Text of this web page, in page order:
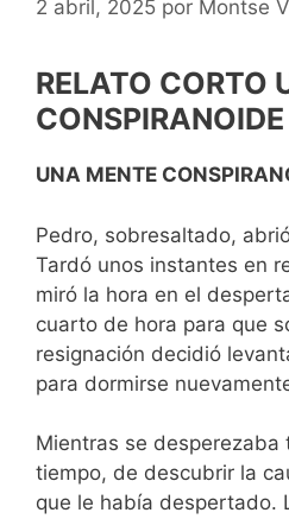
2 abril, 2025 por Montse
RELATO CORTO
UNA MENTE
Pedro, sobresaltado,
Tardó unos instantes en
miró la hora en el
cuarto de hora para que
resignación decidió
para dormirse
Mientras se desperezaba
tiempo, de descubrir la
que le había despertado.